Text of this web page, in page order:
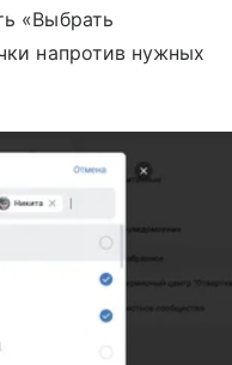
«Выбрать
напротив нужных